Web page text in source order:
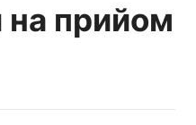
на прийом